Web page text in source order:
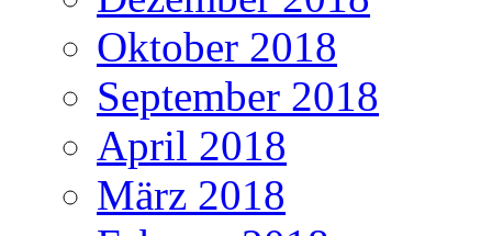
Oktober 2018
September 2018
April 2018
März 2018